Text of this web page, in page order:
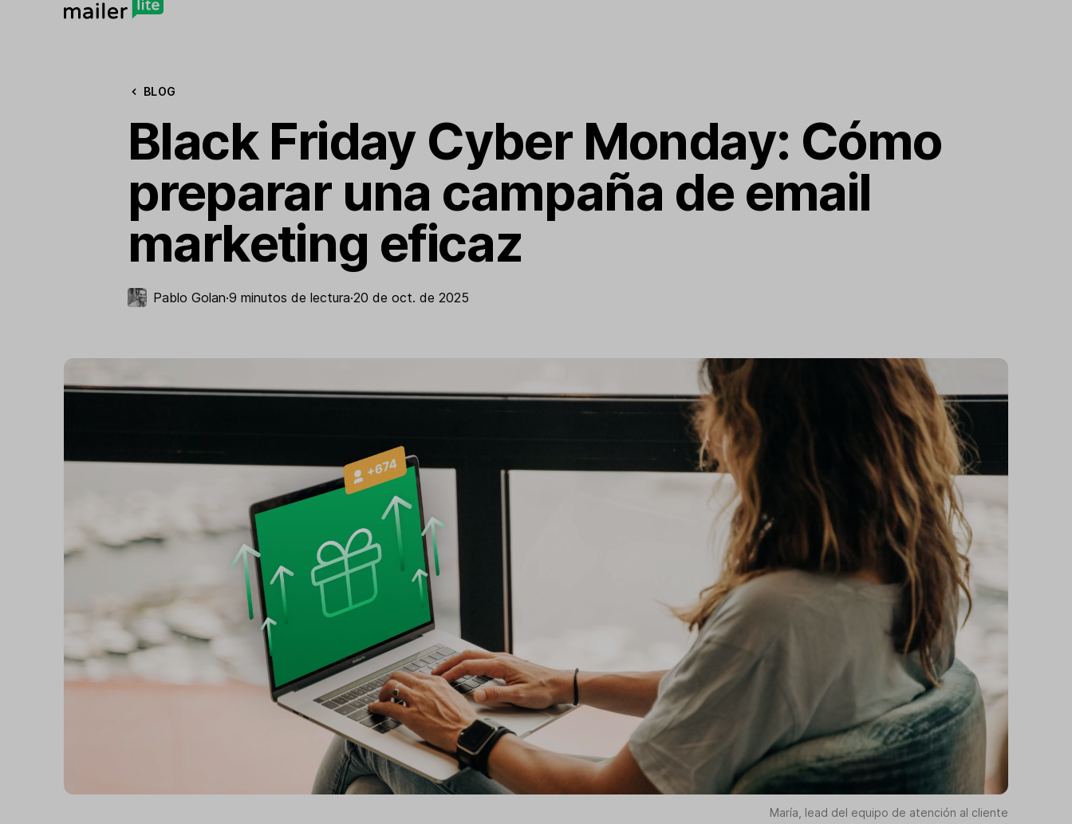
BLOG
Black Friday Cyber Monday: Cómo
preparar una campaña de email
marketing eficaz
Pablo Golan·9 minutos de lectura·20 de oct. de 2025
María, lead del equipo de atención al cliente